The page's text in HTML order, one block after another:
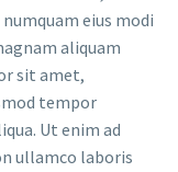
eius modi
aliquam
sit amet,
tempor
Ut enim ad
ullamco laboris